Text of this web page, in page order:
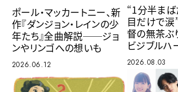
ポール・マッカートニー、新
作『ダンジョン・レインの少
年たち』全曲解説──ジョ
ンやリンゴへの想いも
2026.06.12
“1分半ま
目だけで涙
督の無茶ぶ
ビジブルハ
2026.08.03